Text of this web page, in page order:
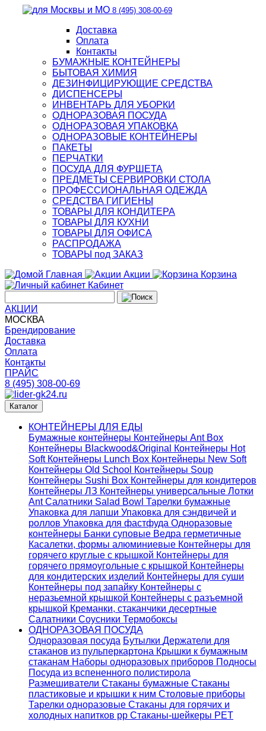
8 (495) 308-00-69
Доставка
Оплата
Контакты
БУМАЖНЫЕ КОНТЕЙНЕРЫ
БЫТОВАЯ ХИМИЯ
ДЕЗИНФИЦИРУЮЩИЕ СРЕДСТВА
ДИСПЕНСЕРЫ
ИНВЕНТАРЬ ДЛЯ УБОРКИ
ОДНОРАЗОВАЯ ПОСУДА
ОДНОРАЗОВАЯ УПАКОВКА
ОДНОРАЗОВЫЕ КОНТЕЙНЕРЫ
ПАКЕТЫ
ПЕРЧАТКИ
ПОСУДА ДЛЯ ФУРШЕТА
ПРЕДМЕТЫ СЕРВИРОВКИ СТОЛА
ПРОФЕССИОНАЛЬНАЯ ОДЕЖДА
СРЕДСТВА ГИГИЕНЫ
ТОВАРЫ ДЛЯ КОНДИТЕРА
ТОВАРЫ ДЛЯ КУХНИ
ТОВАРЫ ДЛЯ ОФИСА
РАСПРОДАЖА
ТОВАРЫ под ЗАКАЗ
Главная
Акции
Корзина
Кабинет
АКЦИИ
МОСКВА
Брендирование
Доставка
Оплата
Контакты
ПРАЙС
8 (495) 308-00-69
Каталог
КОНТЕЙНЕРЫ ДЛЯ ЕДЫ
Бумажные контейнеры Контейнеры Ant Box
Контейнеры Blackwood&Original
Контейнеры Hot
Soft Контейнеры Lunch Box Контейнеры New Soft
Контейнеры Old School Контейнеры Soup
Контейнеры Sushi Box Контейнеры для кондитеров
Контейнеры ЛЗ Контейнеры универсальные Лотки
AntСалатники Salad Bowl Тарелки бумажные
Упаковка для лапши Упаковка для сэндвичей и
роллов Упаковка для фастфуда Одноразовые
контейнеры Банки суповые Ведра герметичные
Касалетки, формы алюминиевые Контейнеры для
горячего круглые с крышкой Контейнеры для
горячего прямоугольные с крышкой Контейнеры
для кондитерских изделий Контейнеры для суши
Контейнеры под запайку Контейнеры с
неразьемной крышкой Контейнеры с разъемной
крышкой Креманки, стаканчики десертные
Салатники Соусники Термобоксы
ОДНОРАЗОВАЯ ПОСУДА
Одноразовая посуда Бутылки Держатели для
стаканов из пульперкартона Крышки к бумажным
стаканам Наборы одноразовых приборов Подносы
Посуда из вспененного полистирола
Размешиватели Стаканы бумажные Стаканы
пластиковые и крышки к ним Столовые приборы
Тарелки одноразовые Стаканы для горячих и
холодных напитков pp Стаканы-шейкеры PET